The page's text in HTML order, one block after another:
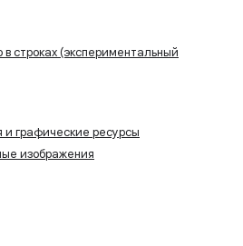
строках (экспериментальный
и графические ресурсы
изображения